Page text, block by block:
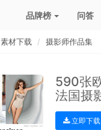
品牌榜 问答
素材下载 摄影师作品集
590张
法国摄
立即下载